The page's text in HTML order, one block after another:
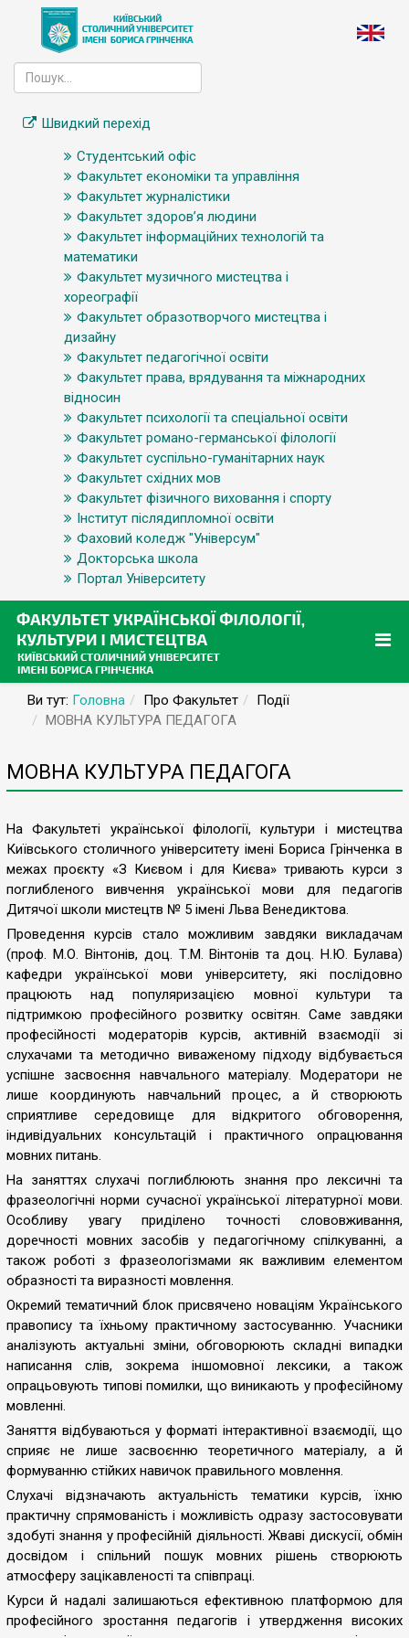
Швидкий перехід
Студентський офіс
Факультет економіки та управління
Факультет журналістики
Факультет здоров’я людини
Факультет інформаційних технологій та
математики
Факультет музичного мистецтва і
хореографії
Факультет образотворчого мистецтва і
дизайну
Факультет педагогічної освіти
Факультет права, врядування та міжнародних
відносин
Факультет психології та спеціальної освіти
Факультет романо-германської філології
Факультет суспільно-гуманітарних наук
Факультет східних мов
Факультет фізичного виховання і спорту
Інститут післядипломної освіти
Фаховий коледж "Універсум"
Докторська школа
Портал Університету
Ви тут: Головна Про Факультет
Події
МОВНА КУЛЬТУРА ПЕДАГОГА
МОВНА КУЛЬТУРА ПЕДАГОГА
На Факультеті української філології, культури і мистецтва
Київського столичного університету імені Бориса Грінченка в
межах проєкту «З Києвом і для Києва» тривають курси з
поглибленого вивчення української мови для педагогів
Дитячої школи мистецтв № 5 імені Льва Венедиктова.
Проведення курсів стало можливим завдяки викладачам
(проф. М.О. Вінтонів, доц. Т.М. Вінтонів та доц. Н.Ю. Булава)
кафедри української мови університету, які послідовно
працюють над популяризацією мовної культури та
підтримкою професійного розвитку освітян. Саме завдяки
професійності модераторів курсів, активній взаємодії зі
слухачами та методично виваженому підходу відбувається
успішне засвоєння навчального матеріалу. Модератори не
лише координують навчальний процес, а й створюють
сприятливе середовище для відкритого обговорення,
індивідуальних консультацій і практичного опрацювання
мовних питань.
На заняттях слухачі поглиблюють знання про лексичні та
фразеологічні норми сучасної української літературної мови.
Особливу увагу приділено точності слововживання,
доречності мовних засобів у педагогічному спілкуванні, а
також роботі з фразеологізмами як важливим елементом
образності та виразності мовлення.
Окремий тематичний блок присвячено новаціям Українського
правопису та їхньому практичному застосуванню. Учасники
аналізують актуальні зміни, обговорюють складні випадки
написання слів, зокрема іншомовної лексики, а також
опрацьовують типові помилки, що виникають у професійному
мовленні.
Заняття відбуваються у форматі інтерактивної взаємодії, що
сприяє не лише засвоєнню теоретичного матеріалу, а й
формуванню стійких навичок правильного мовлення.
Слухачі відзначають актуальність тематики курсів, їхню
практичну спрямованість і можливість одразу застосовувати
здобуті знання у професійній діяльності. Жваві дискусії, обмін
досвідом і спільний пошук мовних рішень створюють
атмосферу зацікавленості та співпраці.
Курси й надалі залишаються ефективною платформою для
професійного зростання педагогів і утвердження високих